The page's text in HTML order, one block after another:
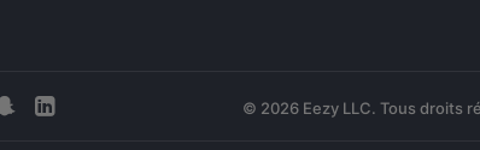
© 2026 Eezy LLC. Tous droits